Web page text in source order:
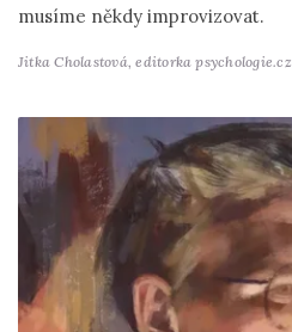
musíme někdy improvizovat.
Jitka Cholastová,editorka psychologie.cz